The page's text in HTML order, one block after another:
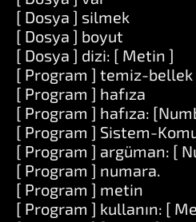
[ Dosya ] silmek
[ Dosya ] boyut
[ Dosya ] dizi: [ Metin ]
[ Program ] temiz-bellek
[ Program ] hafıza
[ Program ] hafıza:
[ Program ] Sistem-
[ Program ] argüman: [
[ Program ] numara.
[ Program ] metin
[ Program ] kullanın: [